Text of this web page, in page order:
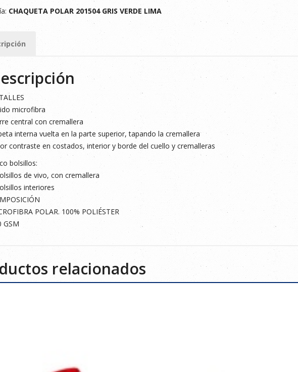
CHAQUETA POLAR 201504 GRIS VERDE LIMA
microfibra
central con cremallera
interna vuelta en la parte superior, tapando la cremallera
contraste en costados, interior y borde del cuello y cremalleras
bolsillos:
de vivo, con cremallera
interiores
POLAR. 100% POLIÉSTER
GSM
relacionados